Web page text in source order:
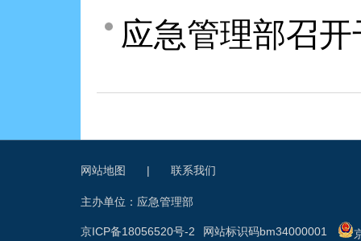
应急管理部召
网站地图 | 联系我们
主办单位：应急管理部
网站标识码bm34000001
京ICP备18056520号-2